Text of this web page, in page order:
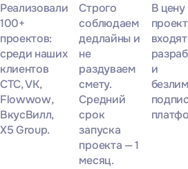
Реализовали
100+
проектов:
среди наших
клиентов
СТС, VK,
Flowwow,
ВкусВилл,
X5 Group.
Строго
соблюдаем
дедлайны и
не
раздуваем
смету.
Средний
срок
запуска
проекта — 1
месяц.
В цену
входят
и